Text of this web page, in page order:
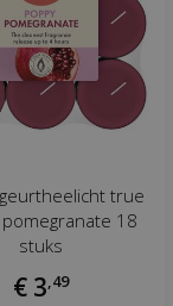
true
18
stuks
€ 3,49